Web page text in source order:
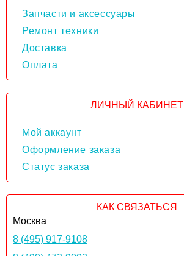
Запчасти и аксессуары
Ремонт техники
Доставка
Оплата
ЛИЧНЫЙ КАБИНЕТ
Мой аккаунт
Оформление заказа
Статус заказа
КАК СВЯЗАТЬСЯ
Москва
8 (495) 917-9108